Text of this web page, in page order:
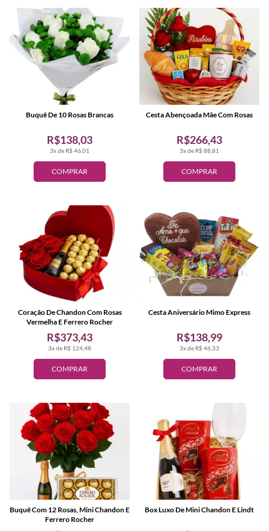
COMPRAR
3x de R$ 46,01
R$138,03
Buquê De 10 Rosas Brancas
COMPRAR
3x de R$ 88,81
R$266,43
Cesta Abençoada Mãe Com Rosas
COMPRAR
3x de R$ 124,48
R$373,43
Coração De Chandon Com Rosas
Vermelha E Ferrero Rocher
COMPRAR
3x de R$ 46,33
R$138,99
Cesta Aniversário Mimo Express
Buquê Com 12 Rosas, Mini Chandon E
Ferrero Rocher
Box Luxo De Mini Chandon E Lindt